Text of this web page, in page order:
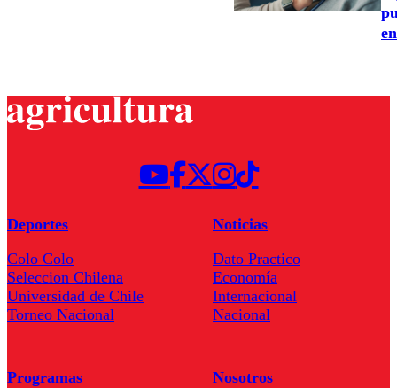
Deportes
Colo Colo
Seleccion Chilena
Universidad de Chile
Torneo Nacional
Noticias
Dato Practico
Economía
Internacional
Nacional
Programas
Nosotros